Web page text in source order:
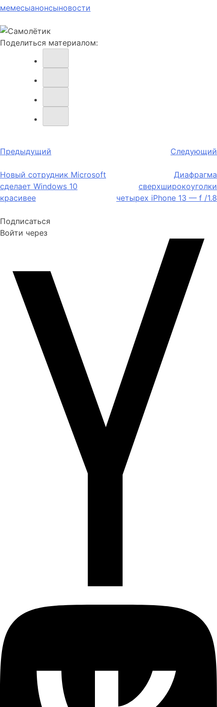
мемесыанонсыновости
Поделиться материалом:
Навигация
записям
Предыдущий
Новый сотрудник Microsoft
сделает Windows 10
красивее
Следующий
Диафрагма
сверхширокоуголки
четырех iPhone 13 — f /1.8
Подписаться
Войти через